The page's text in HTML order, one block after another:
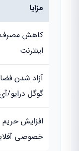
مزایا
کاهش مصرف
اینترنت
آزاد شدن
گوگل درایو/
افزایش حریم
خصوصی